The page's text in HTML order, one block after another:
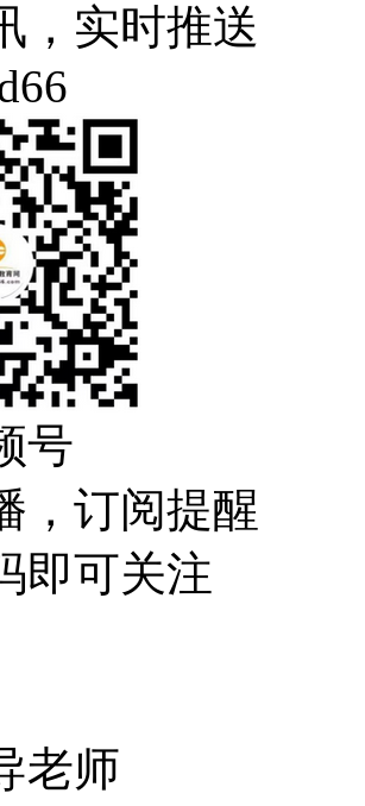
，实时推送
号
，订阅提醒
即可关注
老师